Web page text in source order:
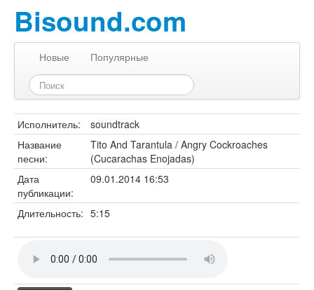
Bisound.com
Новые Популярные
Исполнитель:
soundtrack
Название
песни:
Tito And Tarantula / Angry Cockroaches
(Cucarachas Enojadas)
Дата
публикации:
09.01.2014 16:53
Длительность: 5:15